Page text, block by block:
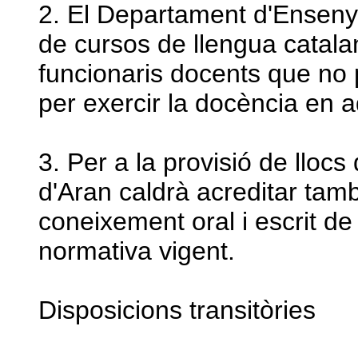
2. El Departament
de cursos de llengua
funcionaris docents que
per exercir la docència en
3. Per a la provisió de
d'Aran caldrà acreditar
coneixement oral i escrit
normativa vigent.
Disposicions transitòries